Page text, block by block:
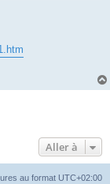
Aller à
au format UTC+02:00